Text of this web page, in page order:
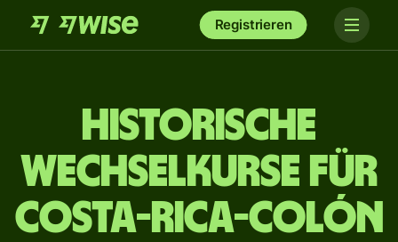
Registrieren
Historische
Wechselkurse für
Costa-Rica-Colón